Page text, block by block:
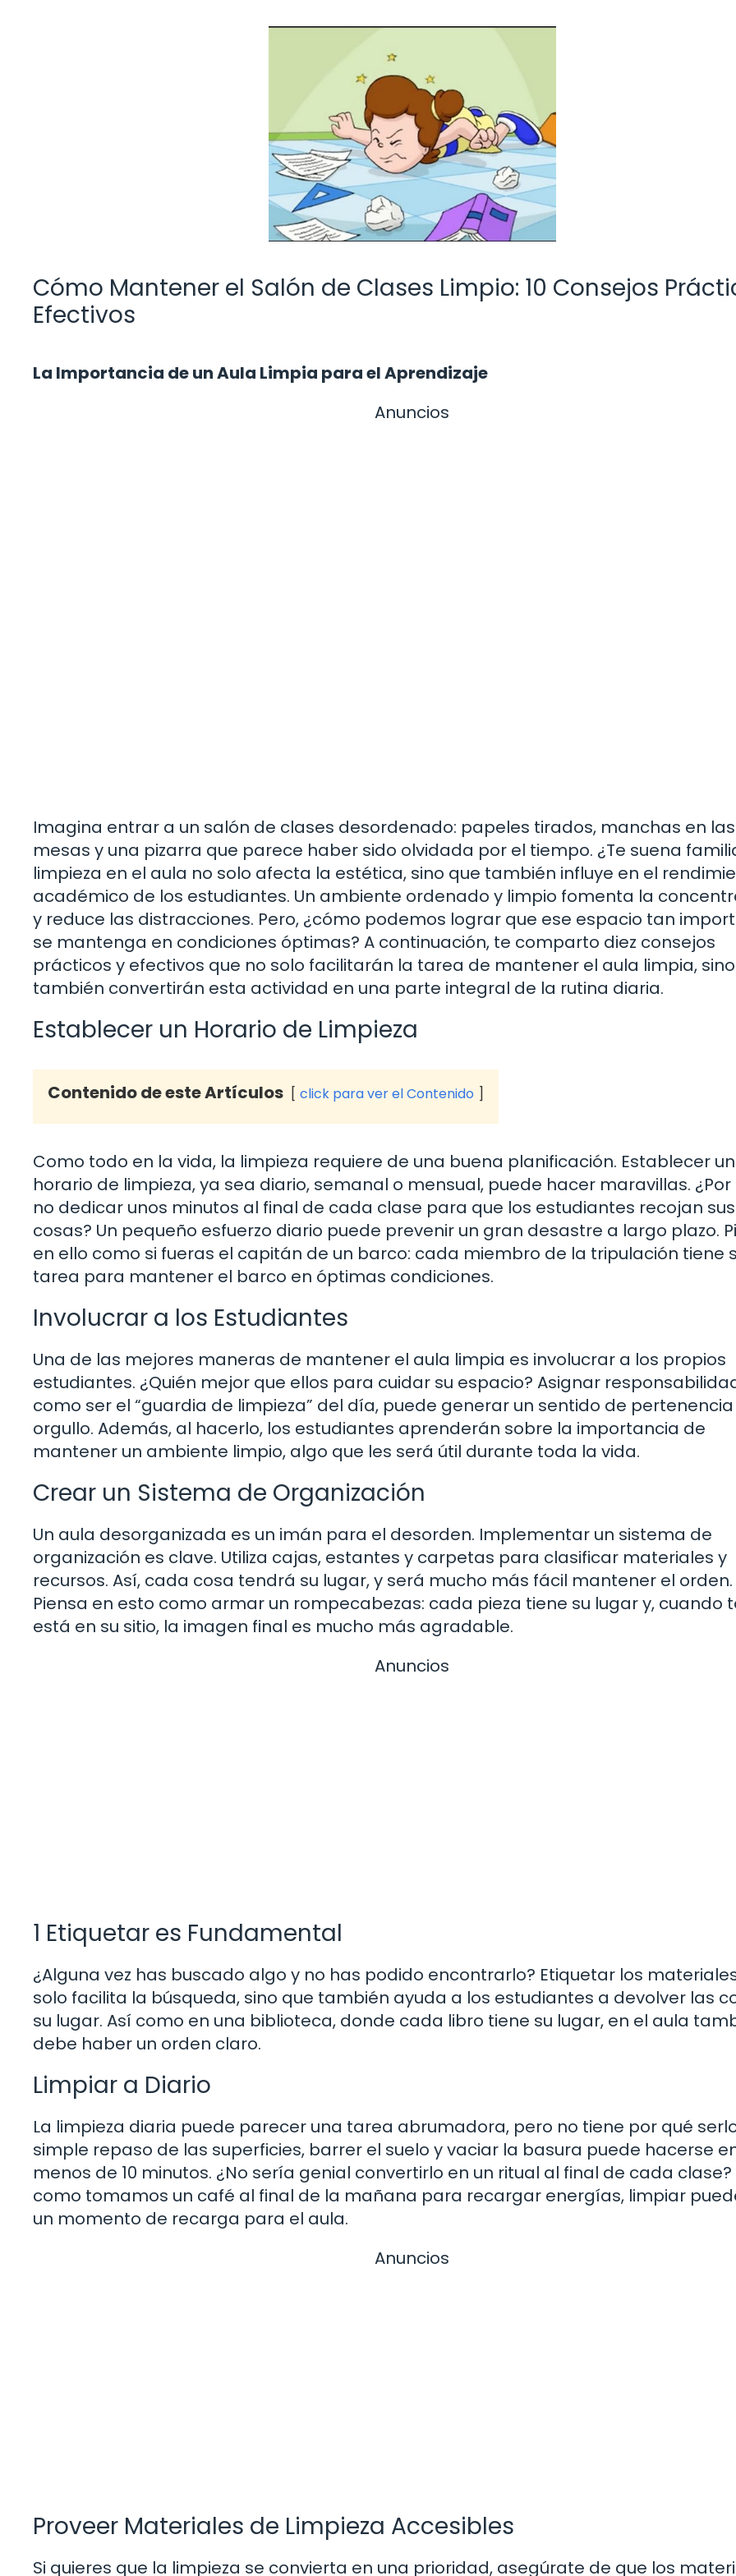
Cómo Mantener el Salón de Clases Limpio: 10 Consejos
Efectivos
La Importancia de un Aula Limpia para el Aprendizaje
Anuncios
Imagina entrar a un salón de clases desordenado: papeles tirados, manchas en las
mesas y una pizarra que parece haber sido olvidada por el tiempo. ¿Te suena
limpieza en el aula no solo afecta la estética, sino que también influye en el
académico de los estudiantes. Un ambiente ordenado y limpio fomenta la
y reduce las distracciones. Pero, ¿cómo podemos lograr que ese espacio tan
se mantenga en condiciones óptimas? A continuación, te comparto diez consejos
prácticos y efectivos que no solo facilitarán la tarea de mantener el aula limpia,
también convertirán esta actividad en una parte integral de la rutina diaria.
Establecer un Horario de Limpieza
Contenido de este Artículos click para ver el Contenido
Como todo en la vida, la limpieza requiere de una buena planificación. Establecer un
horario de limpieza, ya sea diario, semanal o mensual, puede hacer maravillas. ¿Por
no dedicar unos minutos al final de cada clase para que los estudiantes recojan sus
cosas? Un pequeño esfuerzo diario puede prevenir un gran desastre a largo plazo.
en ello como si fueras el capitán de un barco: cada miembro de la tripulación tiene
tarea para mantener el barco en óptimas condiciones.
Involucrar a los Estudiantes
Una de las mejores maneras de mantener el aula limpia es involucrar a los propios
estudiantes. ¿Quién mejor que ellos para cuidar su espacio? Asignar
como ser el “guardia de limpieza” del día, puede generar un sentido de
orgullo. Además, al hacerlo, los estudiantes aprenderán sobre la importancia de
mantener un ambiente limpio, algo que les será útil durante toda la vida.
Crear un Sistema de Organización
Un aula desorganizada es un imán para el desorden. Implementar un sistema de
organización es clave. Utiliza cajas, estantes y carpetas para clasificar materiales y
recursos. Así, cada cosa tendrá su lugar, y será mucho más fácil mantener el orden.
Piensa en esto como armar un rompecabezas: cada pieza tiene su lugar y, cuando
está en su sitio, la imagen final es mucho más agradable.
Anuncios
1 Etiquetar es Fundamental
¿Alguna vez has buscado algo y no has podido encontrarlo? Etiquetar los
solo facilita la búsqueda, sino que también ayuda a los estudiantes a devolver las
su lugar. Así como en una biblioteca, donde cada libro tiene su lugar, en el aula
debe haber un orden claro.
Limpiar a Diario
La limpieza diaria puede parecer una tarea abrumadora, pero no tiene por qué
simple repaso de las superficies, barrer el suelo y vaciar la basura puede hacerse
menos de 10 minutos. ¿No sería genial convertirlo en un ritual al final de cada clase?
como tomamos un café al final de la mañana para recargar energías, limpiar
un momento de recarga para el aula.
Anuncios
Proveer Materiales de Limpieza Accesibles
Si quieres que la limpieza se convierta en una prioridad, asegúrate de que los